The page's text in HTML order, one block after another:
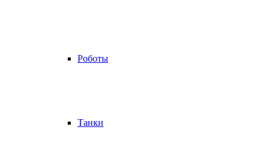
Роботы
Танки